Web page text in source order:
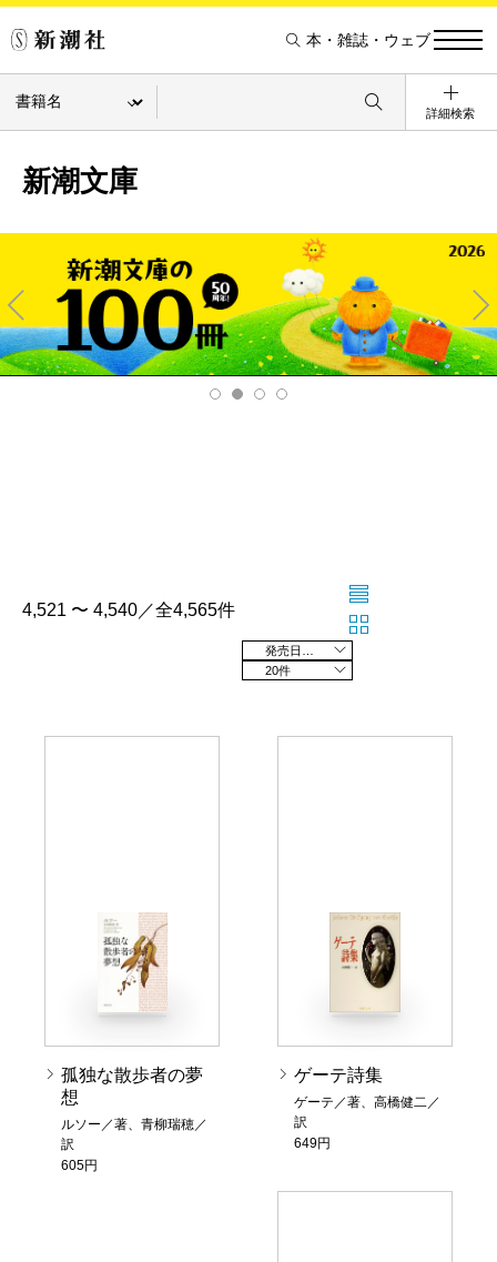
本・雑誌・ウェブ
詳細検索
新潮文庫
Pre
v
Ne
xt
4,521 〜 4,540／全4,565件
20件
孤独な散歩者の夢
想
ルソー／著、青柳瑞穂／
訳
605円
ゲーテ詩集
ゲーテ／著、高橋健二／
訳
649円